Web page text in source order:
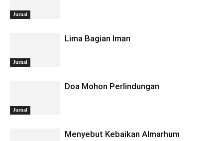
Jurnal
Jurnal
Lima Bagian Iman
Jurnal
Doa Mohon Perlindungan
Menyebut Kebaikan Almarhum